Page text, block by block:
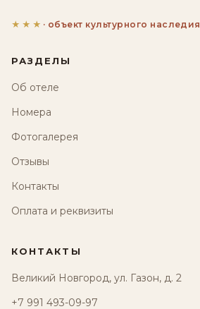
★★★ · объект культурного наследия
РАЗДЕЛЫ
Об отеле
Номера
Фотогалерея
Отзывы
Контакты
Оплата и реквизиты
КОНТАКТЫ
Великий Новгород, ул. Газон, д. 2
+7 991 493-09-97